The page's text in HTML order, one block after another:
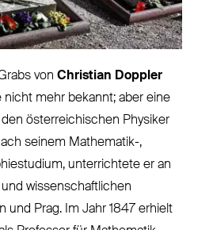
vonChristian Doppler
nicht mehr bekannt; aber eine
österreichischen Physiker
seinem Mathematik-,
unterrichtete er an
wissenschaftlichen
und Prag. Im Jahr 1847 erhielt